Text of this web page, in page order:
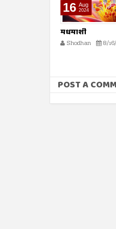
16 Aug
2024
भारतीय स्वातंत्र्य
योगदान
POST A